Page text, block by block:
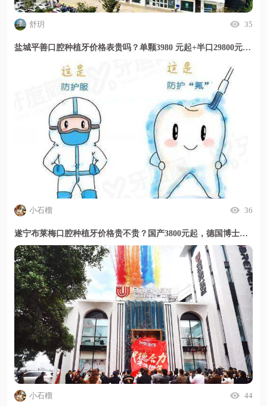
舒玥 35
盐城平善口腔种植牙价格表贵吗？单颗3980 元起+半口29800元起+全口5万起，透明收费且门诊评价服务细致
小石榴 36
遂宁布莱梅口腔种植牙价格贵不贵？国产3800元起，德国博士亲诊技术靠谱收费透明
小石榴 44